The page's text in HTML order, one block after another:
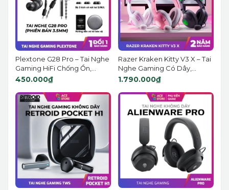
Plextone G28 Pro – Tai Nghe
Gaming HiFi Chống Ồn,...
450.000₫
Razer Kraken Kitty V3 X – Tai
Nghe Gaming Có Dây,...
1.790.000₫